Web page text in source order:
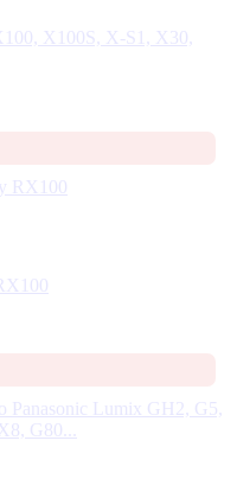
X100S, X-S1, X30,